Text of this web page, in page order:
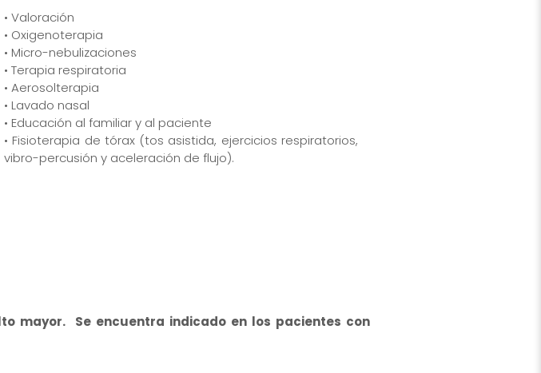
• Valoración
• Oxigenoterapia
• Micro-nebulizaciones
• Terapia respiratoria
• Aerosolterapia
• Lavado nasal
• Educación al familiar y al paciente
• Fisioterapia de tórax (tos asistida, ejercicios respiratorios,
vibro-percusión y aceleración de flujo).
mayor. Se encuentra indicado en los pacientes con